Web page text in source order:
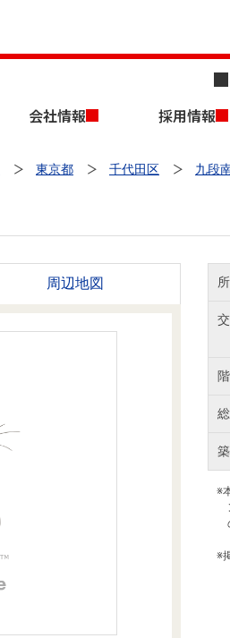
会社情報 採用情報
新築・中古一戸建て
住宅ローンシミュレーション
店舗のご案内（名古屋）
会社概要
キャリア採用情報
東京都 千代田区 九段
周辺地図
※
※